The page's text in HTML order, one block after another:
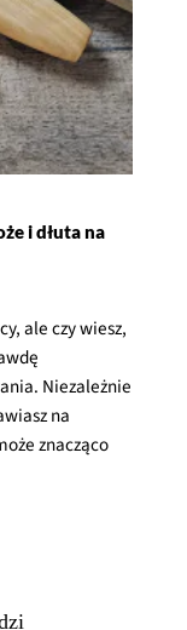
i dłuta na
ale czy wiesz,
Niezależnie
na
znacząco